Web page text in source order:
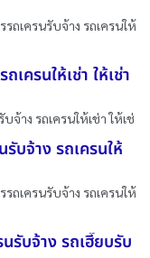
ถเครนรับจ้าง รถเครนให้
เครนให้เช่า ให้เช่า
จ้าง รถเครนให้เช่า ให้เช่
บจ้าง รถเครนให้
ถเครนรับจ้าง รถเครนให้
รับจ้าง รถเฮี๊ยบรับ